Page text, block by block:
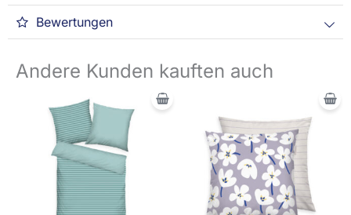
Bewertungen
Andere Kunden kauften auch